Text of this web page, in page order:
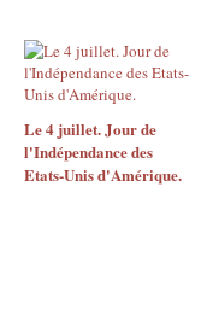
Le 4 juillet. Jour de
l'Indépendance des
Etats-Unis d'Amérique.